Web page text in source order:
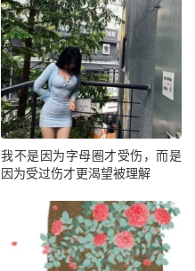
我不是因为字母圈才受伤，而是
因为受过伤才更渴望被理解